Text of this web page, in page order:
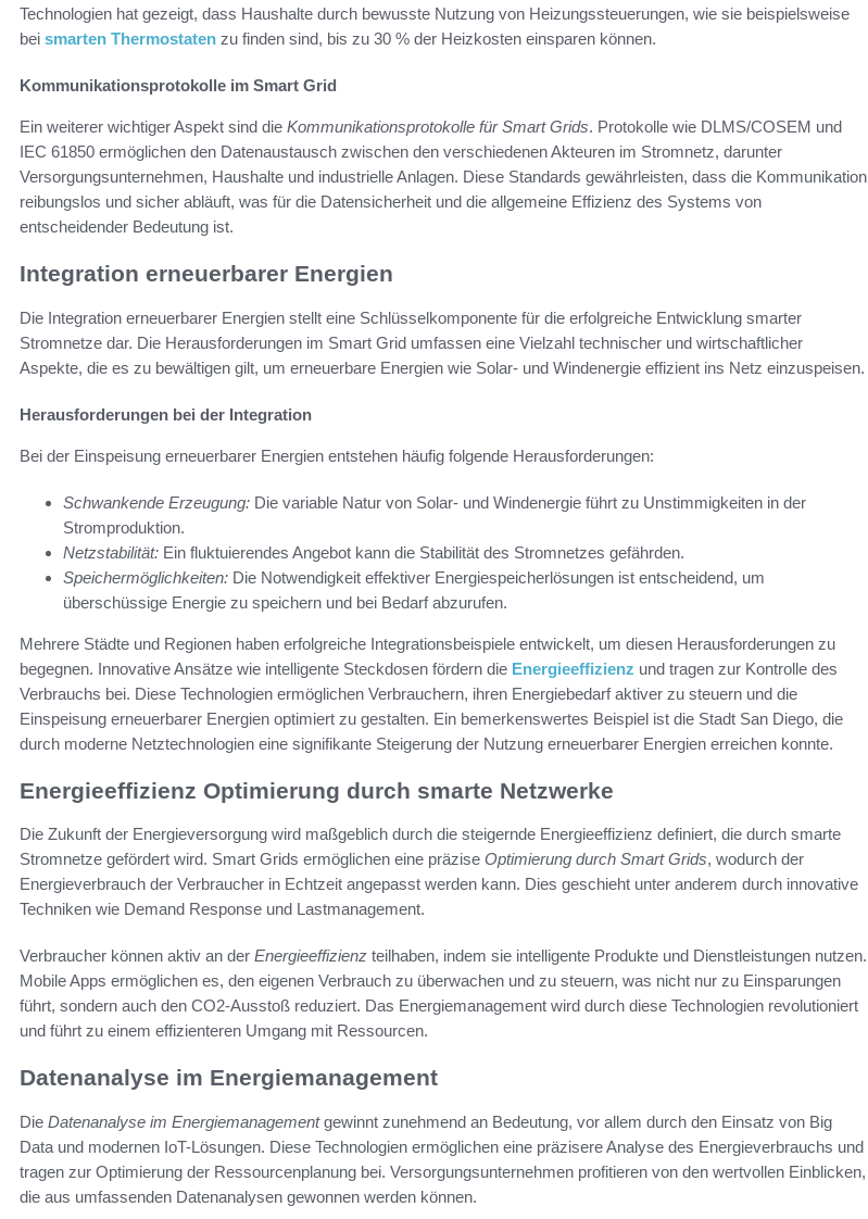
Technologien hat gezeigt, dass Haushalte durch bewusste Nutzung von Heizungssteuerungen, wie sie beispielsweise
bei smarten Thermostaten zu finden sind, bis zu 30 % der Heizkosten einsparen können.
Kommunikationsprotokolle im Smart Grid
Ein weiterer wichtiger Aspekt sind die Kommunikationsprotokolle für Smart Grids. Protokolle wie DLMS/COSEM und
IEC 61850 ermöglichen den Datenaustausch zwischen den verschiedenen Akteuren im Stromnetz, darunter
Versorgungsunternehmen, Haushalte und industrielle Anlagen. Diese Standards gewährleisten, dass die Kommunikation
reibungslos und sicher abläuft, was für die Datensicherheit und die allgemeine Effizienz des Systems von
entscheidender Bedeutung ist.
Integration erneuerbarer Energien
Die Integration erneuerbarer Energien stellt eine Schlüsselkomponente für die erfolgreiche Entwicklung smarter
Stromnetze dar. Die Herausforderungen im Smart Grid umfassen eine Vielzahl technischer und wirtschaftlicher
Aspekte, die es zu bewältigen gilt, um erneuerbare Energien wie Solar- und Windenergie effizient ins Netz einzuspeisen.
Herausforderungen bei der Integration
Bei der Einspeisung erneuerbarer Energien entstehen häufig folgende Herausforderungen:
Schwankende Erzeugung: Die variable Natur von Solar- und Windenergie führt zu Unstimmigkeiten in der
Stromproduktion.
Netzstabilität: Ein fluktuierendes Angebot kann die Stabilität des Stromnetzes gefährden.
Speichermöglichkeiten: Die Notwendigkeit effektiver Energiespeicherlösungen ist entscheidend, um
überschüssige Energie zu speichern und bei Bedarf abzurufen.
Mehrere Städte und Regionen haben erfolgreiche Integrationsbeispiele entwickelt, um diesen Herausforderungen zu
begegnen. Innovative Ansätze wie intelligente Steckdosen fördern die Energieeffizienz und tragen zur Kontrolle des
Verbrauchs bei. Diese Technologien ermöglichen Verbrauchern, ihren Energiebedarf aktiver zu steuern und die
Einspeisung erneuerbarer Energien optimiert zu gestalten. Ein bemerkenswertes Beispiel ist die Stadt San Diego, die
durch moderne Netztechnologien eine signifikante Steigerung der Nutzung erneuerbarer Energien erreichen konnte.
Energieeffizienz Optimierung durch smarte Netzwerke
Die Zukunft der Energieversorgung wird maßgeblich durch die steigernde Energieeffizienz definiert, die durch smarte
Stromnetze gefördert wird. Smart Grids ermöglichen eine präzise Optimierung durch Smart Grids, wodurch der
Energieverbrauch der Verbraucher in Echtzeit angepasst werden kann. Dies geschieht unter anderem durch innovative
Techniken wie Demand Response und Lastmanagement.
Verbraucher können aktiv an der Energieeffizienz teilhaben, indem sie intelligente Produkte und Dienstleistungen nutzen.
Mobile Apps ermöglichen es, den eigenen Verbrauch zu überwachen und zu steuern, was nicht nur zu Einsparungen
führt, sondern auch den CO2-Ausstoß reduziert. Das Energiemanagement wird durch diese Technologien revolutioniert
und führt zu einem effizienteren Umgang mit Ressourcen.
Datenanalyse im Energiemanagement
Die Datenanalyse im Energiemanagementgewinnt zunehmend an Bedeutung, vor allem durch den Einsatz von Big
Data und modernen IoT-Lösungen. Diese Technologien ermöglichen eine präzisere Analyse des Energieverbrauchs und
tragen zur Optimierung der Ressourcenplanung bei. Versorgungsunternehmen profitieren von den wertvollen Einblicken,
die aus umfassenden Datenanalysen gewonnen werden können.